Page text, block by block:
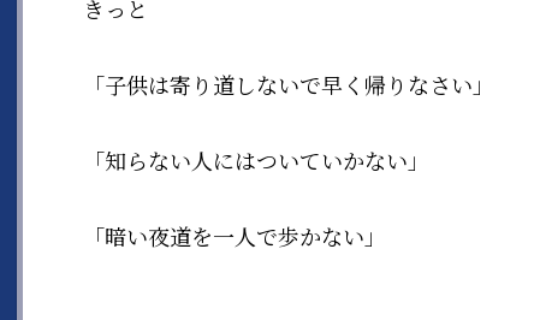
きっと
「子供は寄り道しないで早く帰りなさい」
「知らない人にはついていかない」
「暗い夜道を一人で歩かない」